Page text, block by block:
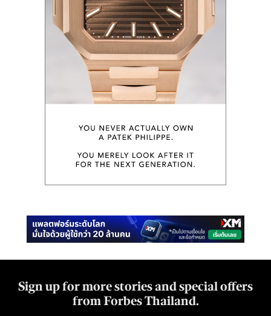
Sign up for more stories and special offers
from Forbes Thailand.